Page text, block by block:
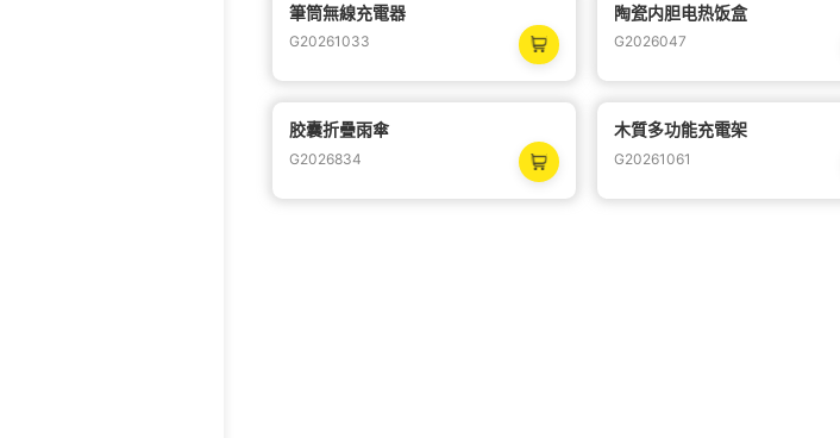
筆筒無線充電器
G20261033
陶瓷内胆电热饭盒
G2026047
胶囊折疊雨傘
G2026834
木質多功能充電架
G20261061